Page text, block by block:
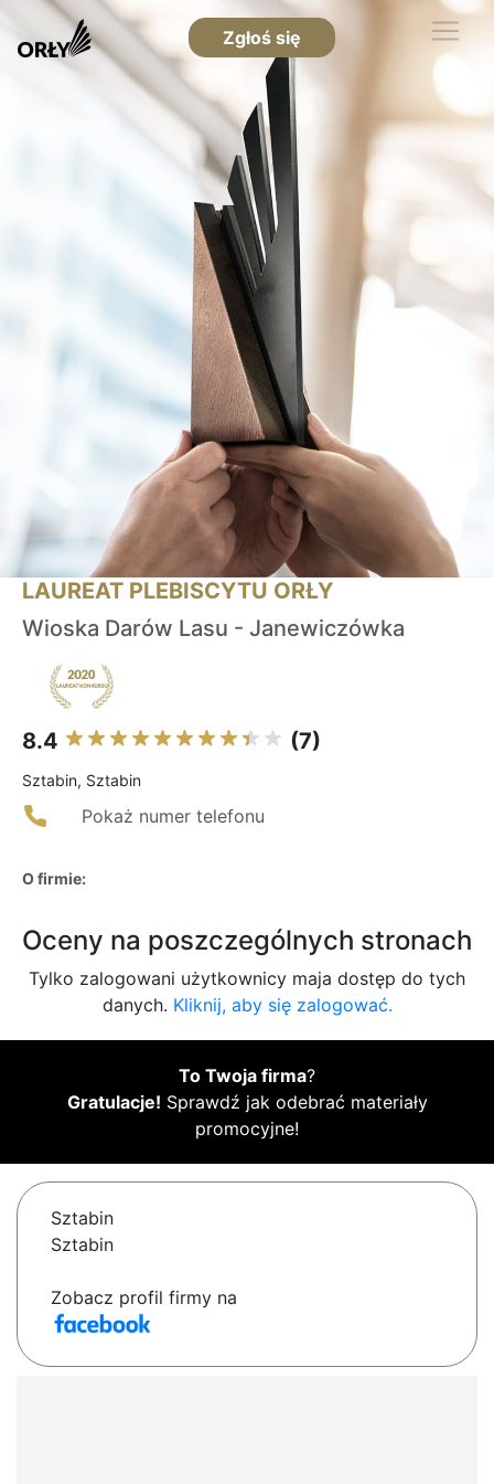
Zgłoś się
LAUREAT PLEBISCYTU ORŁY
Wioska Darów Lasu - Janewiczówka
8.4 (7)
Sztabin, Sztabin
Pokaż numer telefonu
O firmie:
Oceny na poszczególnych stronach
Tylko zalogowani użytkownicy maja dostęp do tych
danych. Kliknij, aby się zalogować.
To Twoja firma?
Gratulacje! Sprawdź jak odebrać materiały
promocyjne!
Sztabin
Sztabin
Zobacz profil firmy na